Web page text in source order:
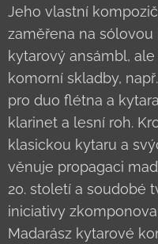
Jeho vlastní
zaměřena na
kytarový ansámbl,
komorní skladby,
pro duo flétna a
klarinet a lesní roh.
klasickou kytaru a
věnuje propagaci
20. století a soudobé
iniciativy
Madarász kytarové